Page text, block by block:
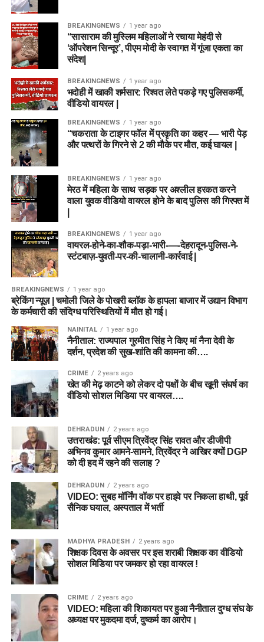
BREAKINGNEWS 1 year ago
“सासाराम की मुस्लिम महिलाओं ने रचाया मेहंदी से
‘ऑपरेशन सिन्दूर’, पीएम मोदी के स्वागत में गूंजा एकता का
संदेश|
BREAKINGNEWS 1 year ago
भदोही में खाकी शर्मसार: रिश्वत लेते पकड़े गए पुलिसकर्मी,
वीडियो वायरल |
BREAKINGNEWS 1 year ago
“चकराता के टाइगर फॉल में प्रकृति का कहर — भारी पेड़
और पत्थरों के गिरने से 2 की मौके पर मौत, कई घायल |
BREAKINGNEWS 1 year ago
मेरठ में महिला के साथ सड़क पर अश्लील हरकत करने
वाला युवक वीडियो वायरल होने के बाद पुलिस की गिरफ्त में
BREAKINGNEWS 1 year ago
वायरल-होने-का-शौक-पड़ा-भारी-—-देहरादून-पुलिस-ने-
स्टंटबाज़-युवती-पर-की-चालानी-कार्रवाई |
BREAKINGNEWS 1 year ago
ब्रेकिंग न्यूज़ | चमोली जिले के पोखरी ब्लॉक के हापला बाजार में उद्यान विभाग
के कर्मचारी की संदिग्ध परिस्थितियों में मौत हो गई।
NAINITAL 1 year ago
नैनीताल: राज्यपाल गुरमीत सिंह ने किए मां नैना देवी के
दर्शन, प्रदेश की सुख-शांति की कामना की….
CRIME 2 years ago
खेत की मेढ़ काटने को लेकर दो पक्षों के बीच खूनी संघर्ष का
वीडियो सोशल मिडिया पर वायरल….
DEHRADUN 2 years ago
उत्तराखंड: पूर्व सीएम त्रिवेंद्र सिंह रावत और डीजीपी
अभिनव कुमार आमने-सामने, त्रिवेंद्र ने आखिर क्यों DGP
को दी हद में रहने की सलाह ?
DEHRADUN 2 years ago
VIDEO: सुबह मॉर्निंग वॉक पर हाइवे पर निकला हाथी, पूर्व
सैनिक घयाल, अस्पताल में भर्ती
MADHYA PRADESH 2 years ago
शिक्षक दिवस के अवसर पर इस शराबी शिक्षक का वीडियो
सोशल मिडिया पर जमकर हो रहा वायरल !
CRIME 2 years ago
VIDEO: महिला की शिकायत पर हुआ नैनीताल दुग्ध संघ के
अध्यक्ष पर मुकदमा दर्ज, दुष्कर्म का आरोप।